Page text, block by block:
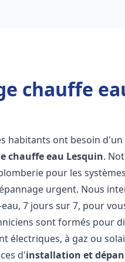
chauffe
habitants ont besoin
chauffe eau Lesquin.
pour les
urgent. Nous
7 jours sur 7, pour
sont formés pour
électriques, à gaz ou
d'installation et